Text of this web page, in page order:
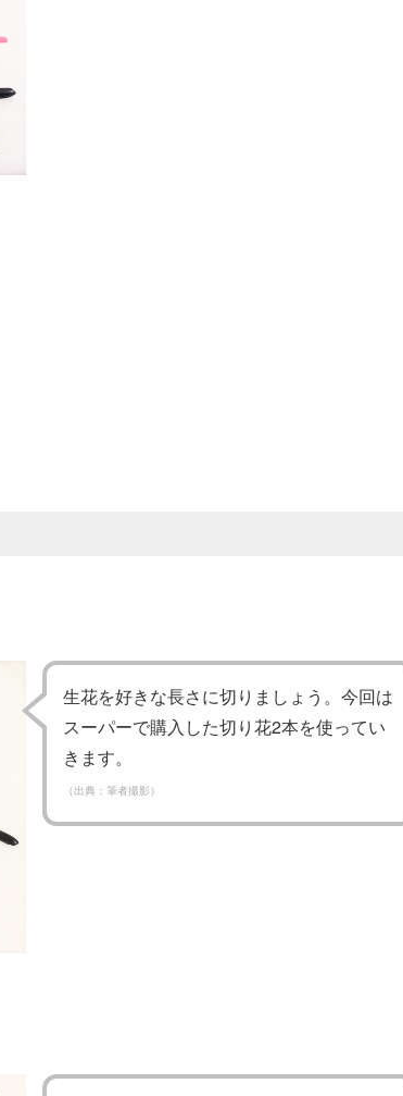
生花を好きな長さに切りましょう。今回は
スーパーで購入した切り花2本を使ってい
きます。
（出典：筆者撮影）